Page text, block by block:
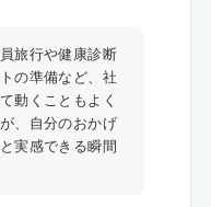
旅行や健康診断
の準備など、社
動くこともよく
、自分のおかげ
実感できる瞬間